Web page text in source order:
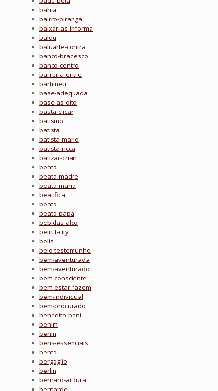
bahia
bairro-piranga
baixar-as-informa
baldu
baluarte-contra
banco-bradesco
banco-centro
barreira-entre
bartimeu
base-adequada
base-as-oito
basta-clicar
batismo
batista
batista-mario
batista-ricca
batizar-crian
beata
beata-madre
beata-maria
beatifica
beato
beato-papa
bebidas-alco
beirut-city
belis
belo-testemunho
bem-aventurada
bem-aventurado
bem-consciente
bem-estar-fazem
bem-individual
bem-procurado
benedito-beni
benim
benin
bens-essenciais
bento
bergoglio
berlin
bernard-ardura
bernardo